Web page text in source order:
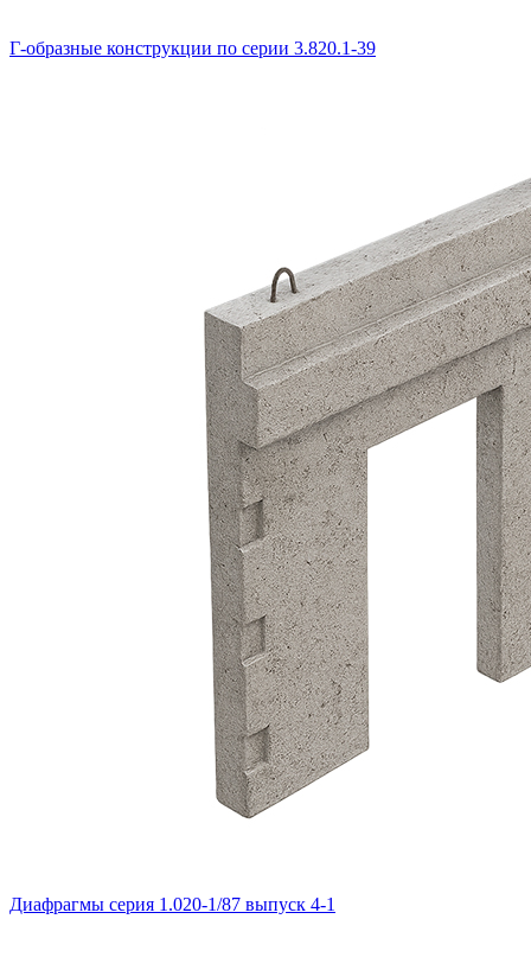
Г-образные конструкции по серии 3.820.1-39
Диафрагмы серия 1.020-1/87 выпуск 4-1